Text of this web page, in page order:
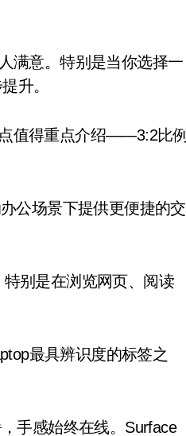
意。特别是当你选择一
升。
值得重点介绍——3:2比例
公场景下提供更便捷的交
别是在浏览网页、阅读
最具辨识度的标签之
手感始终在线。Surface